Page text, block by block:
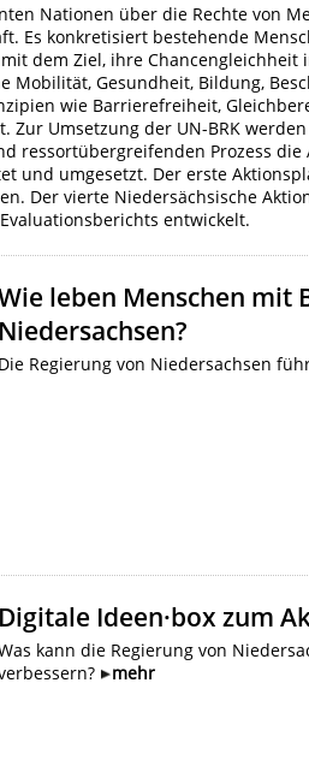
Nationen über die Rechte von
Es konkretisiert bestehende
dem Ziel, ihre Chancengleichheit
Mobilität, Gesundheit, Bildung,
wie Barrierefreiheit,
Zur Umsetzung der UN-BRK
ressortübergreifenden Prozess
und umgesetzt. Der erste
Der vierte Niedersächsische
entwickelt.
leben Menschen mit
Niedersachsen?
Die Regierung von Niedersachsen
Digitale Ideen·box zum
kann die Regierung von
mehr